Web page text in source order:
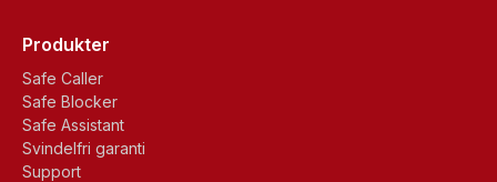
Produkter
Safe Caller
Safe Blocker
Safe Assistant
Svindelfri garanti
Support